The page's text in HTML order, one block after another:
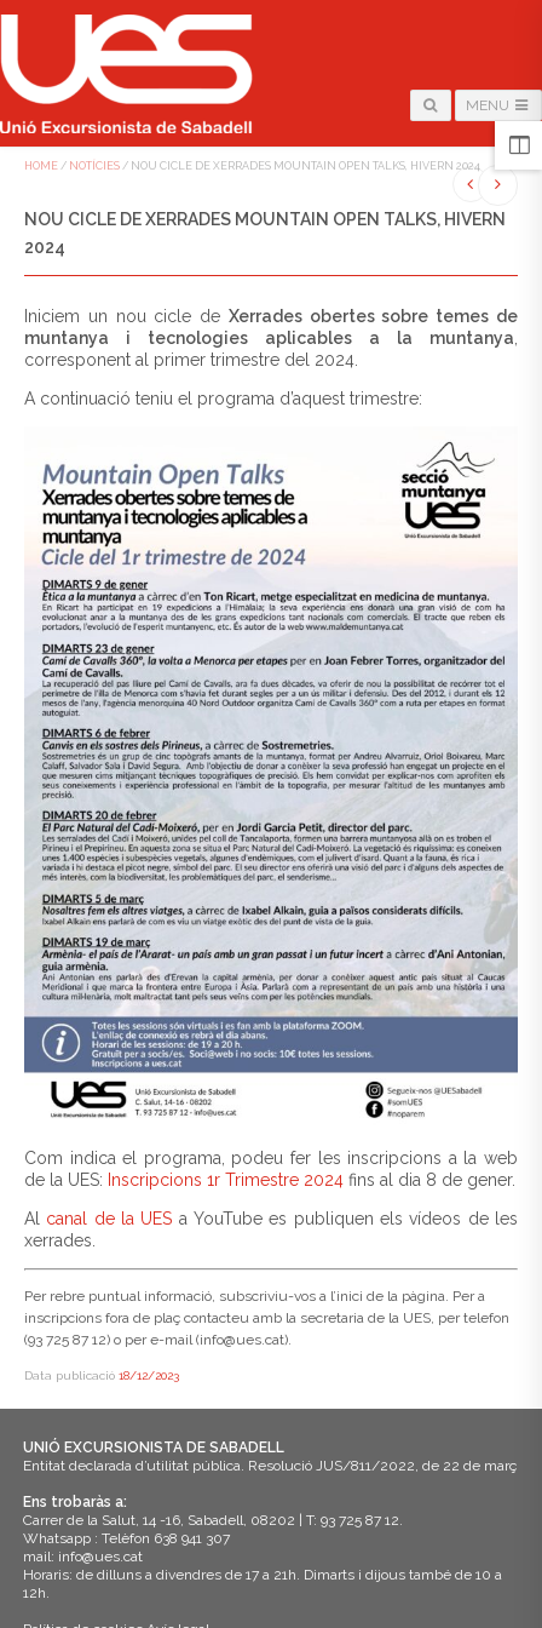
MENU
HOME / NOTÍCIES / NOU CICLE DE XERRADES MOUNTAIN OPEN TALKS, HIVERN 2024
NOU CICLE DE XERRADES MOUNTAIN OPEN TALKS, HIVERN
2024
Iniciem un nou cicle de Xerrades obertes sobre temes de
muntanya i tecnologies aplicables a la muntanya
corresponent al primer trimestre del 2024.
A continuació teniu el programa d’aquest trimestre:
Com indica el programa, podeu fer les inscripcions a la web
de la UES: Inscripcions 1r Trimestre 2024 fins al dia 8 de gener.
Al canal de la UES a YouTube es publiquen els vídeos de les
xerrades.
Per rebre puntual informació, subscriviu-vos a l’inici de la pàgina. Per a
inscripcions fora de plaç contacteu amb la secretaria de la UES, per telefon
(93 725 87 12) o per e-mail (info@ues.cat).
Data publicació 18/12/2023
UNIÓ EXCURSIONISTA DE SABADELL
Entitat declarada d’utilitat pública. Resolució JUS/811/2022, de 22 de març
Ens trobaràs a:
Carrer de la Salut, 14 -16, Sabadell, 08202 | T: 93 725 87 12.
Whatsapp : Telèfon 638 941 307
mail: info@ues.cat
Horaris: de dilluns a divendres de 17 a 21h. Dimarts i dijous també de 10 a
12h.